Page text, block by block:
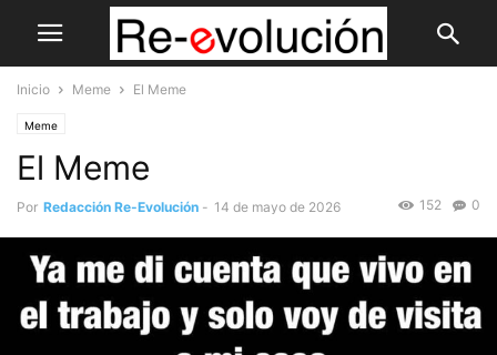
Inicio Meme El Meme
Meme
El Meme
Por Redacción Re-Evolución - 14 de mayo de 2026 0
152